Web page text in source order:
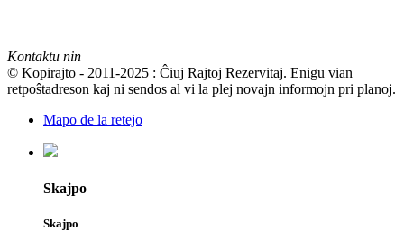
Kontaktu nin
© Kopirajto - 2011-2025 : Ĉiuj Rajtoj Rezervitaj. Enigu vian
retpoŝtadreson kaj ni sendos al vi la plej novajn informojn pri planoj.
Mapo de la retejo
Skajpo
Skajpo